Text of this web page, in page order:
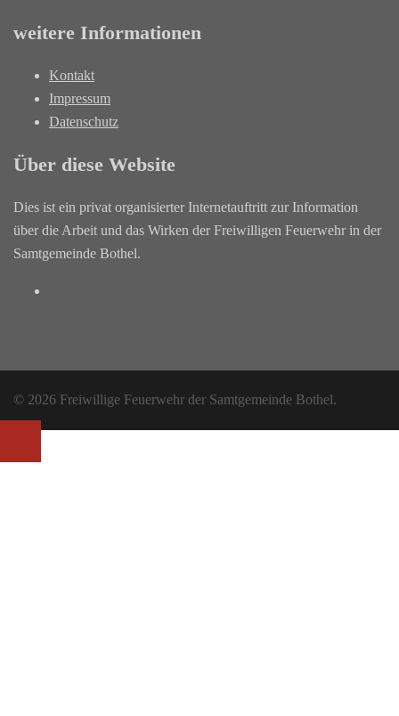
weitere Informationen
Kontakt
Impressum
Datenschutz
Über diese Website
Dies ist ein privat organisierter Internetauftritt zur Information
über die Arbeit und das Wirken der Freiwilligen Feuerwehr in der
Samtgemeinde Bothel.
© 2026 Freiwillige Feuerwehr der Samtgemeinde Bothel.